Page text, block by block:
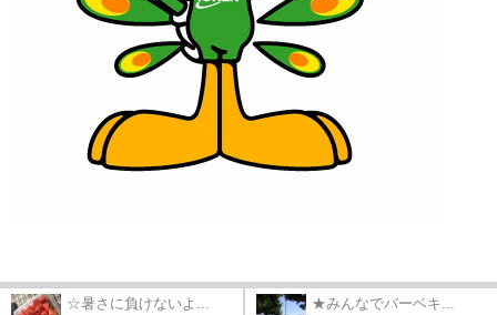
☆暑さに負けないよ... ★みんなでバーベキ...